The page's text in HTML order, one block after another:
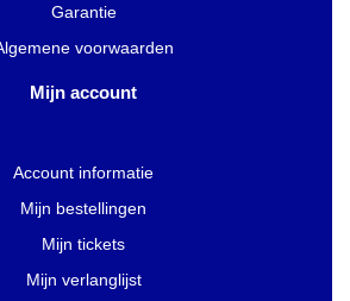
Garantie
voorwaarden
Mijn account
Account informatie
Mijn bestellingen
Mijn tickets
Mijn verlanglijst